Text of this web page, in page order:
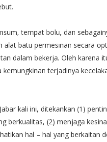
tempat bolu, dan
batu permesinan secara
dalam bekerja. Oleh karena
terjadinya
kali ini, ditekankan (1)
berkualitas, (2) menjaga
hal – hal yang berkaitan